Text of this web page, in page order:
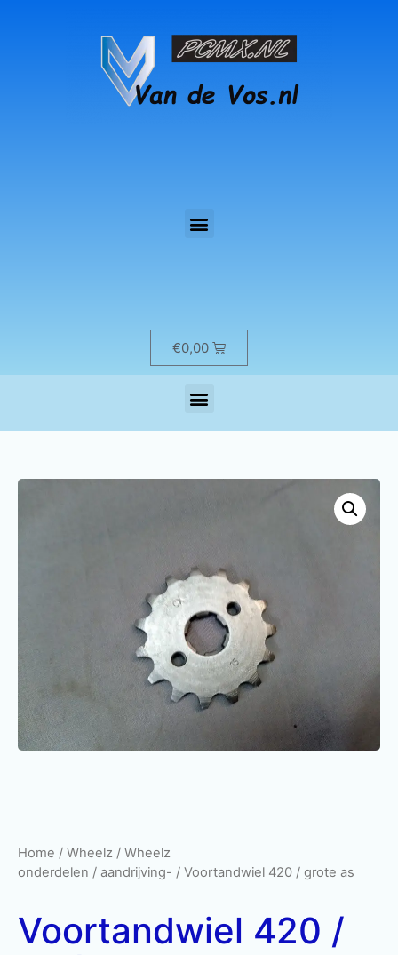
€0,00
Home / Wheelz / Wheelz
onderdelen / aandrijving- / Voortandwiel 420 / grote as
Voortandwiel 420 /